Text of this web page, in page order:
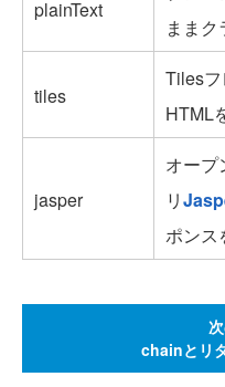
plainText
まま
tiles
Tiles
HTML
jasper
オープ
リ
ポンス
chainとリ